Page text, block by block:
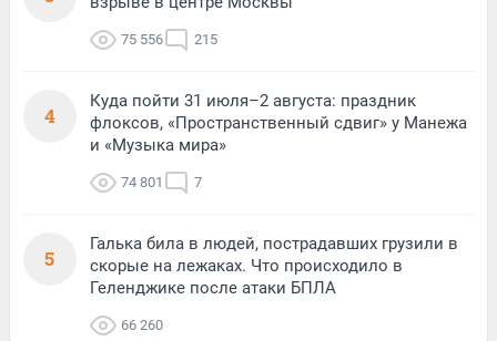
75 556 215
4
Куда пойти 31 июля–2 августа: праздник
флоксов, «Пространственный сдвиг» у Манежа
и «Музыка мира»
74 801 7
5
Галька била в людей, пострадавших грузили в
скорые на лежаках. Что происходило в
Геленджике после атаки БПЛА
66 260